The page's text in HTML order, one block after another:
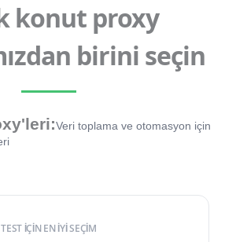
konut proxy
birini seçin
Veri toplama ve otomasyon için
TEST İÇİN EN İYİ SEÇİM